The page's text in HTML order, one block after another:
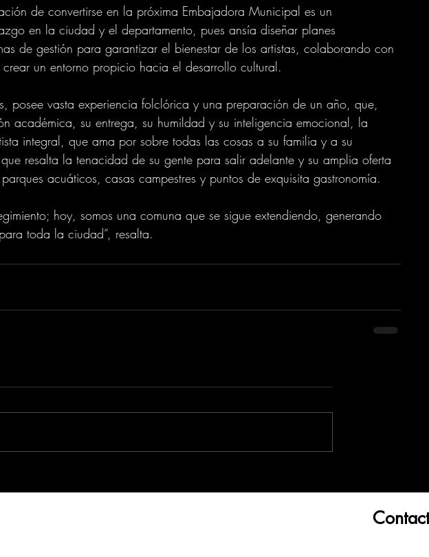
de convertirse en la próxima Embajadora Municipal es un
en la ciudad y el departamento, pues ansía diseñar planes
de gestión para garantizar el bienestar de los artistas, colaborando con
un entorno propicio hacia el desarrollo cultural.
posee vasta experiencia folclórica y una preparación de un año, que,
académica, su entrega, su humildad y su inteligencia emocional, la
integral, que ama por sobre todas las cosas a su familia y a su
resalta la tenacidad de su gente para salir adelante y su amplia oferta
acuáticos, casas campestres y puntos de exquisita gastronomía.
hoy, somos una comuna que se sigue extendiendo, generando
toda la ciudad”, resalta.